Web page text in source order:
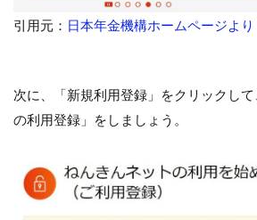
引用元： 日本年金機構ホームページより
次に、「新規利用登録」をクリックし
の利用登録」をしましょう。